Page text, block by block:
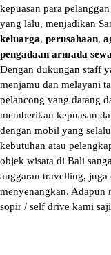
kepuasan para
yang lalu, menjadikan
keluarga, perusahaan,
pengadaan armada
Dengan dukungan staff
menjamu dan melayani
pelancong yang datang
memberikan kepuasan
dengan mobil yang
kebutuhan atau
objek wisata di Bali
anggaran travelling, juga
menyenangkan. Adapun
sopir / self drive kami